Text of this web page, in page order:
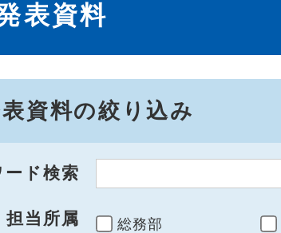
表資料
資料の絞り込み
ード検索
担当所属 総務部